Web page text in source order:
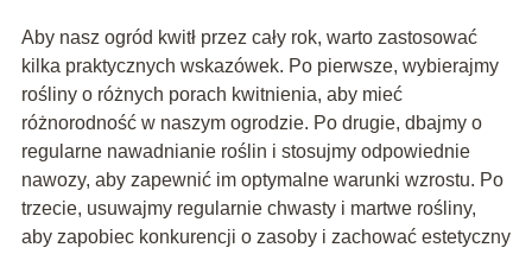
Aby nasz ogród kwitł przez cały rok, warto zastosować
kilka praktycznych wskazówek. Po pierwsze, wybierajmy
rośliny o różnych porach kwitnienia, aby mieć
różnorodność w naszym ogrodzie. Po drugie, dbajmy o
regularne nawadnianie roślin i stosujmy odpowiednie
nawozy, aby zapewnić im optymalne warunki wzrostu. Po
trzecie, usuwajmy regularnie chwasty i martwe rośliny,
aby zapobiec konkurencji o zasoby i zachować estetyczny